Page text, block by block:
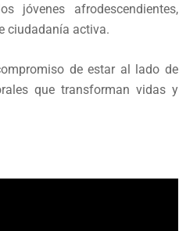
jóvenes afrodescendientes,
ciudadanía activa.
de estar al lado de
que transforman vidas y